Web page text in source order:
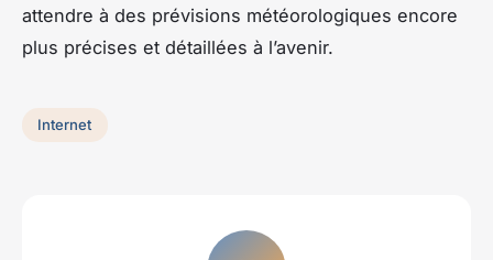
attendre à des prévisions météorologiques encore
plus précises et détaillées à l’avenir.
Internet